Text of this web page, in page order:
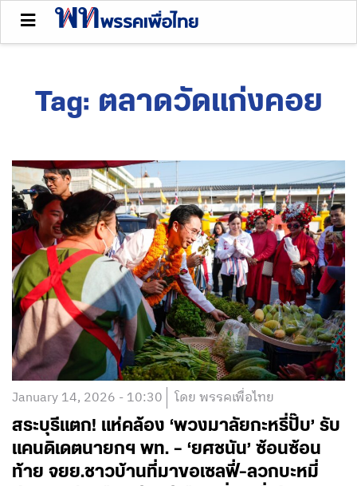
Tag: ตลาดวัดแก่งคอย
January 14, 2026 - 10:30 โดย พรรคเพื่อไทย
สระบุรีแตก! แห่คล้อง ‘พวงมาลัยกะหรี่ปั๊บ’ รับ
แคนดิเดตนายกฯ พท. – ‘ยศชนัน’ ซ้อนซ้อน
ท้าย จยย.ชาวบ้านที่มาขอเซลฟี่-ลวกบะหมี่